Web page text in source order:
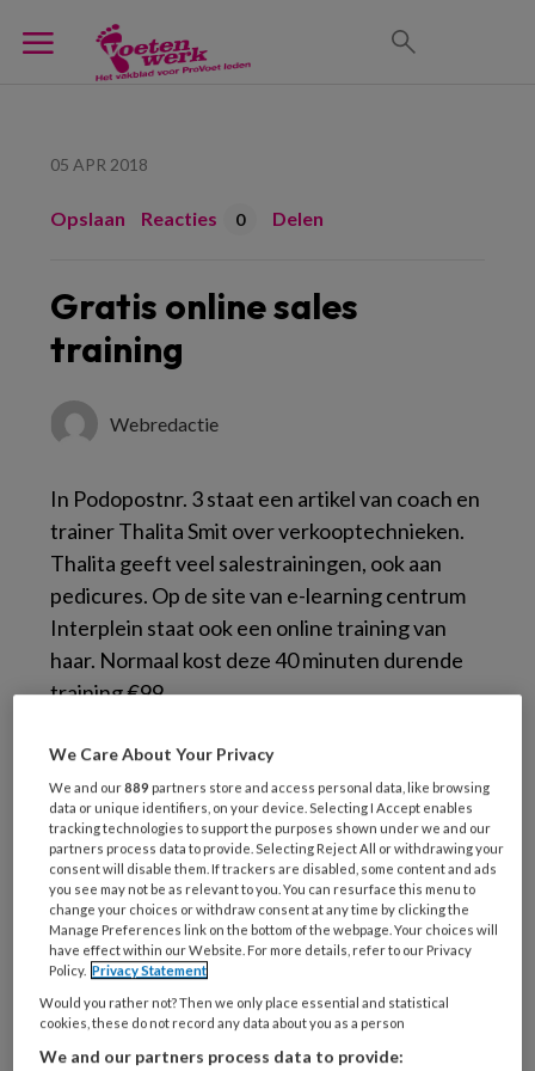
05 APR 2018
Opslaan Reacties 0 Delen
Gratis online sales
training
Webredactie
In Podopostnr. 3 staat een artikel van coach en
trainer Thalita Smit over verkooptechnieken.
Thalita geeft veel salestrainingen, ook aan
pedicures. Op de site van e-learning centrum
Interplein staat ook een online training van
haar. Normaal kost deze 40 minuten durende
training €99.
Speciaal voor abonnees van Podopost heeft
Thalita Smit deel 1 van haar online Sales
Training gratis beschikbaar gesteld.
Onderstaande link leidt u naar de training. Als u
op de site de training bestelt, toetst u bij
actiecodeThalita
toepassen en vul de gegevens in. Rond de
bestelling af. U krijgt daarna 2 e-mails.
We Care About Your Privacy
We and our889 partners store and access personal data, like browsing
data or unique identifiers, on your device. Selecting I Accept enables
tracking technologies to support the purposes shown under we and our
partners process data to provide. Selecting Reject All or withdrawing your
consent will disable them. If trackers are disabled, some content and ads
you see may not be as relevant to you. You can resurface this menu to
change your choices or withdraw consent at any time by clicking the
Manage Preferences link on the bottom of the webpage. Your choices will
have effect within our Website. For more details, refer to our Privacy
Policy. Privacy Statement
Would you rather not? Then we only place essential and statistical
cookies, these do not record any data about you as a person
We and our partners process data to provide: